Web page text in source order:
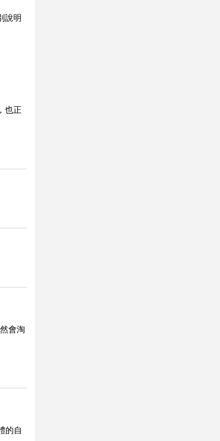
說明
也正
會淘
的自